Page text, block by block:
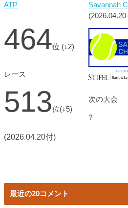
ATP
464位 (↓2)
レース
513位(↓5)
(2026.04.20付)
Savannah
次の大会
?
最近の20コメント